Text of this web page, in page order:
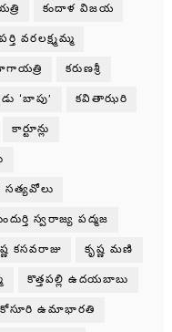
కందాళ విజయ
వరలక్ష్మమ్మ
కరుణశ్రీ
‘బాపు’ కవితాఝరి
కార్టూన్లు
సత్యవోలు
స్వరాజ్య పద్మజ
కసవరాజు కృష్ణ మణి
కొత్తపల్లి ఉదయబాబు
కోసూరి ఉమాభారతి